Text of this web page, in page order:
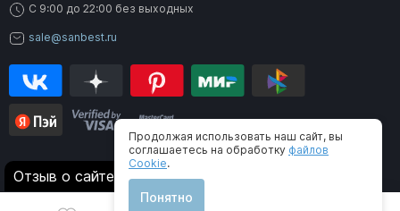
C 9:00 до 22:00 без выходных
sale@sanbest.ru
® 2006-2026 SanBest. Все права защищены
Отзыв о сайте
Продолжая использовать наш сайт, вы
соглашаетесь на обработку файлов
Cookie.
Понятно